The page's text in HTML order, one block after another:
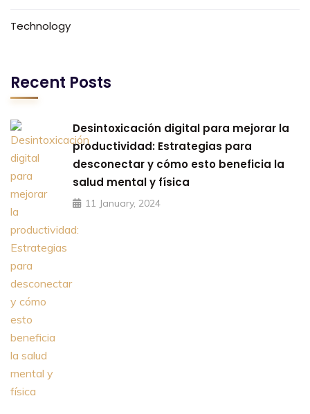
Technology
Recent Posts
Desintoxicación digital para mejorar la
productividad: Estrategias para
desconectar y cómo esto beneficia la
salud mental y física
11 January, 2024